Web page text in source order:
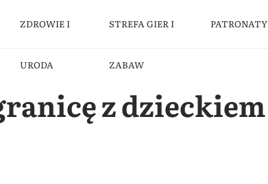
ZDROWIE I
URODA
STREFA GIER I
ZABAW
PATRONATY
z dzieckiem